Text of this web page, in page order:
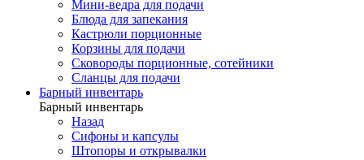
Мини-ведра для подачи
Блюда для запекания
Кастрюли порционные
Корзины для подачи
Сковороды порционные, сотейники
Сланцы для подачи
Барный инвентарь
Барный инвентарь
Назад
Сифоны и капсулы
Штопоры и открывалки